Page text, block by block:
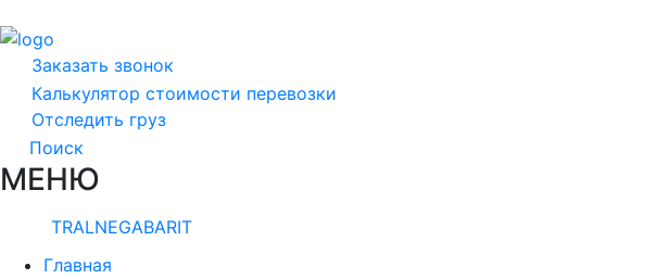
Заказать звонок
Калькулятор стоимости перевозки
Отследить груз
Поиск
МЕНЮ
TRALNEGABARIT
Главная